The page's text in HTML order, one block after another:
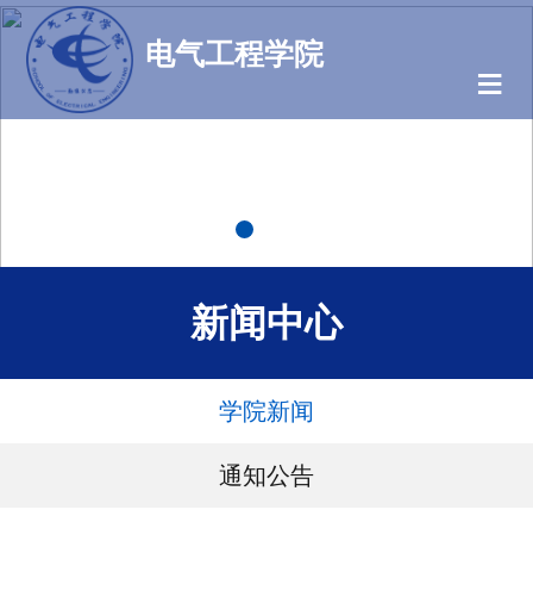
电气工程学院
≡
新闻中心
学院新闻
通知公告